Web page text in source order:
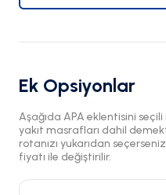
Ek Opsiyonlar
Aşağıda APA eklentisini
yakıt masrafları dahil
rotanızı yukarıdan
fiyatı ile değiştirilir.